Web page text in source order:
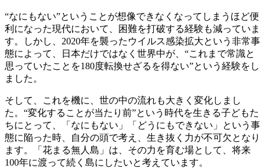
“なにもない”ということが想像できなくなってしまうほど便
利になった現代において、困難を打破する経験も減っていま
す。しかし、2020年を襲ったウイルス感染拡大という非常事
態によって、日本だけではなく世界中が、“これまで常識と
思っていたことを180度転換せざるを得ない”という経験をし
ました。
そして、これを機に、世の中の流れも大きく変化しまし
た。“変化することが当たり前”という時代を生きる子どもた
ちにとって、「なにもない」「どうにもできない」という事
態に陥った時、自分の頭で考え、生き抜く力が不可欠となり
ます。「花まる無人島」は、その力を育む場として、将来
100年に渡って続く島にしたいと考えています。